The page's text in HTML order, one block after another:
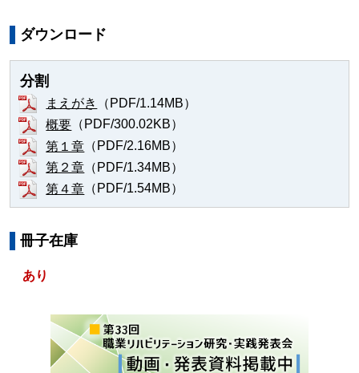
ダウンロード
分割
まえがき
（PDF/1.14MB）
概要 （PDF/300.02KB）
第１章 （PDF/2.16MB）
第２章 （PDF/1.34MB）
第４章 （PDF/1.54MB）
冊子在庫
あり